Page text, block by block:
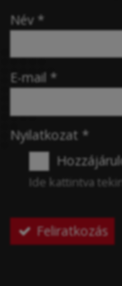
-
-
-
-
Név *
E-mail *
Nyilatkozat *
Ide kattintva
Feliratkozás